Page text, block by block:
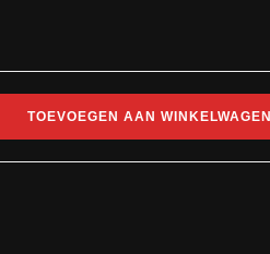
TOEVOEGEN AAN WINKELWAGEN